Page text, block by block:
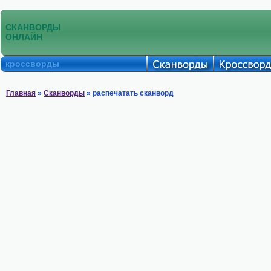
СКАНВОРДЫ
ОНЛАЙН
кроссворды
Главная » Сканворды » распечатать сканворд